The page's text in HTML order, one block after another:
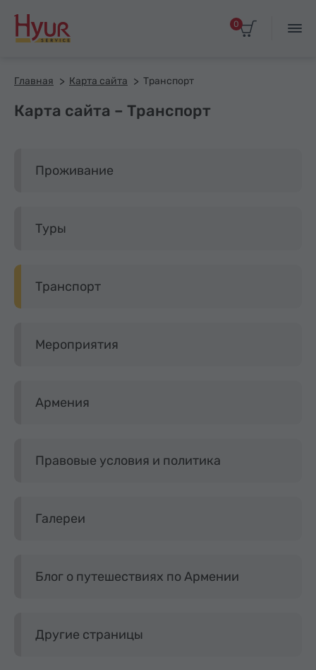
0
Главная Карта сайта Транспорт
Карта сайта – Транспорт
Проживание
Туры
Транспорт
Мероприятия
Армения
Правовые условия и политика
Галереи
Блог о путешествиях по Армении
Другие страницы